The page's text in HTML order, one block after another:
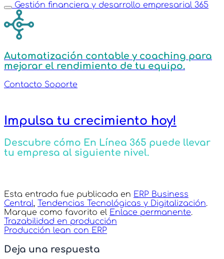
Gestión financiera y desarrollo empresarial 365
Automatización contable y coaching para
mejorar el rendimiento de tu equipo.
Contacto Soporte
Impulsa tu crecimiento hoy!
Descubre cómo En Línea 365 puede llevar
tu empresa al siguiente nivel.
Esta entrada fue publicada en ERP Business
Central, Tendencias Tecnológicas y Digitalización.
Marque como favorito el Enlace permanente.
Trazabilidad en producción
Producción lean con ERP
Deja una respuesta